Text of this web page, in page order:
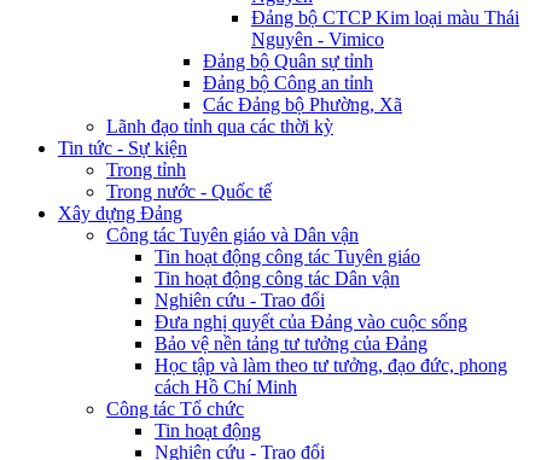
Đảng bộ CTCP Kim loại màu Thái
Nguyên - Vimico
Đảng bộ Quân sự tỉnh
Đảng bộ Công an tỉnh
Các Đảng bộ Phường, Xã
Lãnh đạo tỉnh qua các thời kỳ
Tin tức - Sự kiện
Trong tỉnh
Trong nước - Quốc tế
Xây dựng Đảng
Công tác Tuyên giáo và Dân vận
Tin hoạt động công tác Tuyên giáo
Tin hoạt động công tác Dân vận
Nghiên cứu - Trao đổi
Đưa nghị quyết của Đảng vào cuộc sống
Bảo vệ nền tảng tư tưởng của Đảng
Học tập và làm theo tư tưởng, đạo đức, phong
cách Hồ Chí Minh
Công tác Tổ chức
Tin hoạt động
Nghiên cứu - Trao đổi